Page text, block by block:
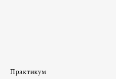
Практикум